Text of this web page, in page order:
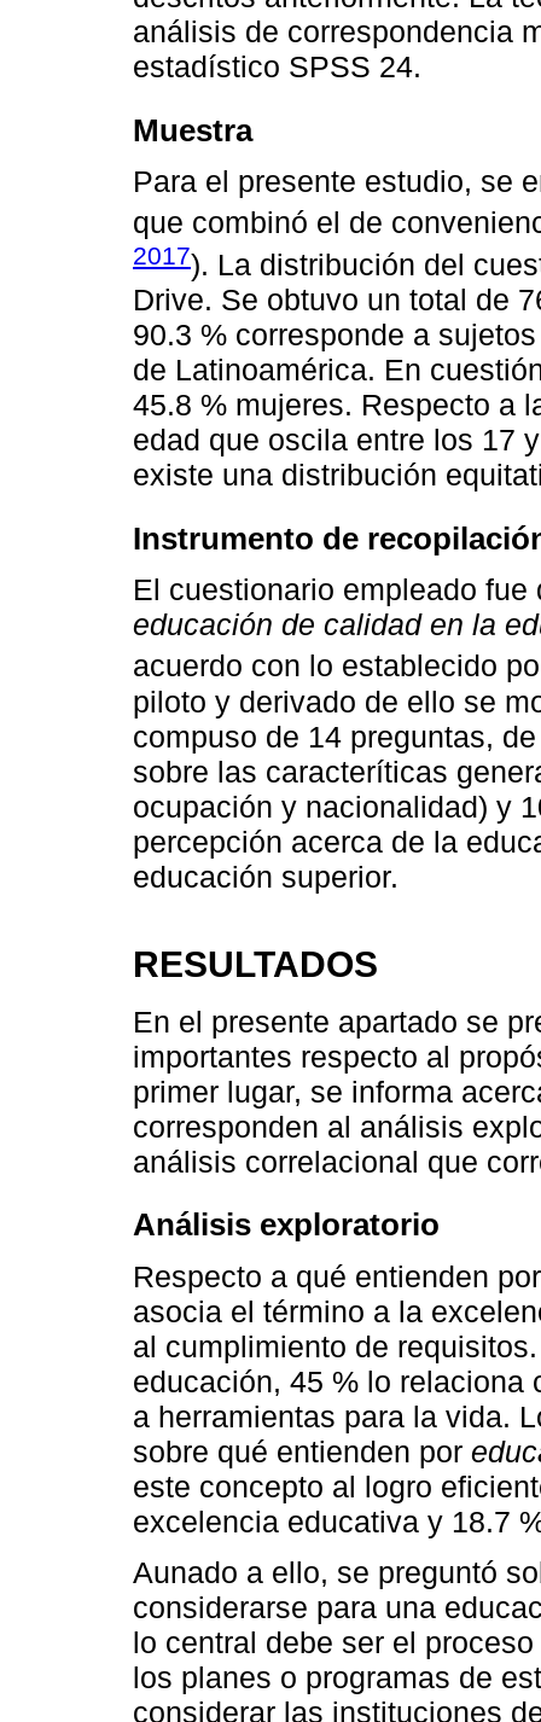
análisis de correspondencia
estadístico SPSS 24.
Muestra
Para el presente estudio, se
que combinó el de
2017). La distribución del
Drive. Se obtuvo un total de
90.3 % corresponde a
de Latinoamérica. En
45.8 % mujeres. Respecto a
edad que oscila entre los 17
existe una distribución
Instrumento de
El cuestionario empleado
educación de calidad en la
acuerdo con lo establecido
piloto y derivado de ello se
compuso de 14 preguntas,
sobre las caracteríticas
ocupación y nacionalidad) y
percepción acerca de la
educación superior.
RESULTADOS
En el presente apartado se
importantes respecto al
primer lugar, se informa
corresponden al análisis
análisis correlacional que
Análisis exploratorio
Respecto a qué entienden
asocia el término a la
al cumplimiento de
educación, 45 % lo relaciona
a herramientas para la vida.
sobre qué entienden por
este concepto al logro
excelencia educativa y 18.7
Aunado a ello, se preguntó
considerarse para una
lo central debe ser el
los planes o programas de
considerar las instituciones